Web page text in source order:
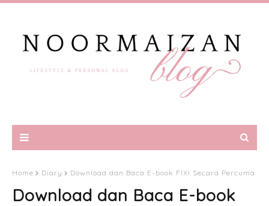
Home Diary Download dan Baca E-book FIXI Secara Percuma
Download dan Baca E-book